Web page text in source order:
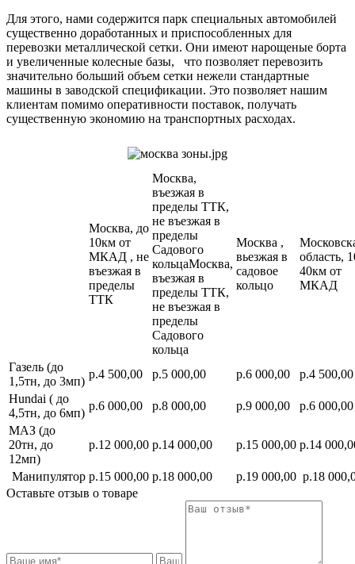
Для этого, нами содержится парк специальных автомобилей
существенно доработанных и приспособленных для
перевозки металлической сетки. Они имеют нарощеные борта
и увеличенные колесные базы, что позволяет перевозить
значительно больший объем сетки нежели стандартные
машины в заводской спецификации. Это позволяет нашим
клиентам помимо оперативности поставок, получать
существенную экономию на транспортных расходах.
Москва, до
10км от
МКАД , не
въезжая в
пределы
ТТК
Москва,
въезжая в
пределы ТТК,
не въезжая в
пределы
Садового
кольцаМосква,
въезжая в
пределы ТТК,
не въезжая в
пределы
Садового
кольца
Москва ,
вьезжая в
садовое
кольцо
область,
40км от
МКАД
Газель (до
1,5тн, до 3мп)
р.4 500,00 р.5 000,00 р.6 000,00
р.4 500,00
Hundai ( до
4,5тн, до 6мп)
р.6 000,00 р.8 000,00 р.9 000,00
р.6 000,00
МАЗ (до
20тн, до
12мп)
р.12 000,00 р.14 000,00 р.15 000,00 р.14
Манипулятор р.15 000,00 р.18 000,00 р.19 000,00 р.18
Оставьте отзыв о товаре